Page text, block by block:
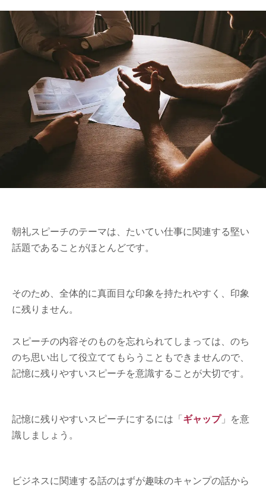
朝礼スピーチのテーマは、たいてい仕事に関連する堅い
話題であることがほとんどです。
そのため、全体的に真面目な印象を持たれやすく、印象
に残りません。
スピーチの内容そのものを忘れられてしまっては、のち
のち思い出して役立ててもらうこともできませんので、
記憶に残りやすいスピーチを意識することが大切です。
記憶に残りやすいスピーチにするには「 ギャップ」を意
識しましょう。
ビジネスに関連する話のはずが趣味のキャンプの話から